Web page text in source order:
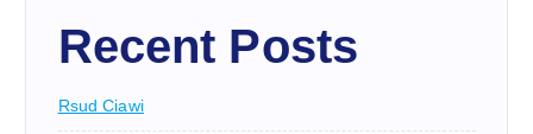
Recent Posts
Rsud Ciawi